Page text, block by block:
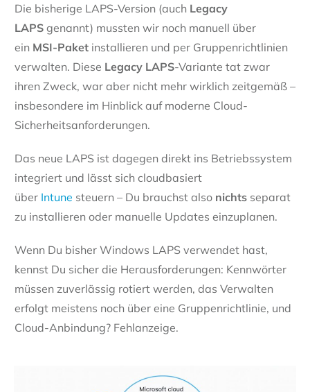
Die bisherige LAPS-Version (auch Legacy
LAPS genannt) mussten wir noch manuell über
ein MSI-Paket installieren und per Gruppenrichtlinien
verwalten. Diese Legacy LAPS-Variante tat zwar
ihren Zweck, war aber nicht mehr wirklich zeitgemäß –
insbesondere im Hinblick auf moderne Cloud-
Sicherheitsanforderungen.
Das neue LAPS ist dagegen direkt ins Betriebssystem
integriert und lässt sich cloudbasiert
über Intune steuern – Du brauchst also nichts separat
zu installieren oder manuelle Updates einzuplanen.
Wenn Du bisher Windows LAPS verwendet hast,
kennst Du sicher die Herausforderungen: Kennwörter
müssen zuverlässig rotiert werden, das Verwalten
erfolgt meistens noch über eine Gruppenrichtlinie, und
Cloud-Anbindung? Fehlanzeige.